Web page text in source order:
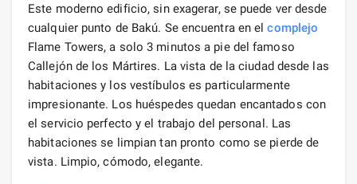
Este moderno edificio, sin exagerar, se puede ver desde
cualquier punto de Bakú. Se encuentra en elcomplejo
Flame Towers, a solo 3 minutos a pie del famoso
Callejón de los Mártires. La vista de la ciudad desde las
habitaciones y los vestíbulos es particularmente
impresionante. Los huéspedes quedan encantados con
el servicio perfecto y el trabajo del personal. Las
habitaciones se limpian tan pronto como se pierde de
vista. Limpio, cómodo, elegante.